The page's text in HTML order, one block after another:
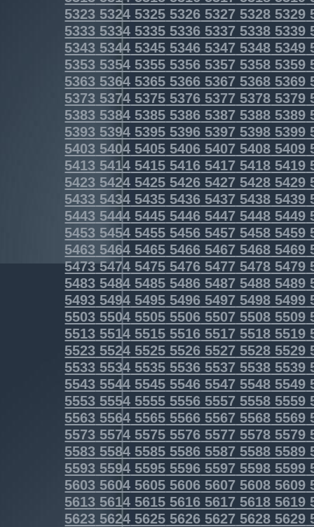
5323 5324 5325 5326 5327 5328 5329
5333 5334 5335 5336 5337 5338 5339
5343 5344 5345 5346 5347 5348 5349
5353 5354 5355 5356 5357 5358 5359
5363 5364 5365 5366 5367 5368 5369
5373 5374 5375 5376 5377 5378 5379
5383 5384 5385 5386 5387 5388 5389
5393 5394 5395 5396 5397 5398 5399
5403 5404 5405 5406 5407 5408 5409
5413 5414 5415 5416 5417 5418 5419
5423 5424 5425 5426 5427 5428 5429
5433 5434 5435 5436 5437 5438 5439
5443 5444 5445 5446 5447 5448 5449
5453 5454 5455 5456 5457 5458 5459
5463 5464 5465 5466 5467 5468 5469
54735474 5475 5476 5477 5478 5479
5483 5484 5485 5486 5487 5488 5489
5493 5494 5495 5496 5497 5498 5499
5503 5504 5505 5506 5507 5508 5509
5513 5514 5515 5516 5517 5518 5519
5523 5524 5525 5526 5527 5528 5529
5533 5534 5535 5536 5537 5538 5539
5543 5544 5545 5546 5547 5548 5549
5553 5554 5555 5556 5557 5558 5559
5563 5564 5565 5566 5567 5568 5569
5573 5574 5575 5576 5577 5578 5579
5583 5584 5585 5586 5587 5588 5589
5593 5594 5595 5596 5597 5598 5599
5603 5604 5605 5606 5607 5608 5609
5613 5614 5615 5616 5617 5618 5619
5623 5624 5625 5626 5627 5628 5629